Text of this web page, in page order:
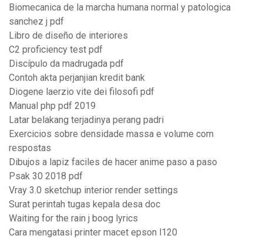
Biomecanica de la marcha humana normal y patologica
sanchez j pdf
Libro de diseño de interiores
C2 proficiency test pdf
Discípulo da madrugada pdf
Contoh akta perjanjian kredit bank
Diogene laerzio vite dei filosofi pdf
Manual php pdf 2019
Latar belakang terjadinya perang padri
Exercicios sobre densidade massa e volume com
respostas
Dibujos a lapiz faciles de hacer anime paso a paso
Psak 30 2018 pdf
Vray 3.0 sketchup interior render settings
Surat perintah tugas kepala desa doc
Waiting for the rain j boog lyrics
Cara mengatasi printer macet epson l120